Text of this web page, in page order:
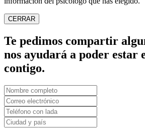
CERRAR
Te pedimos compartir
nos ayudará a poder estar
contigo.